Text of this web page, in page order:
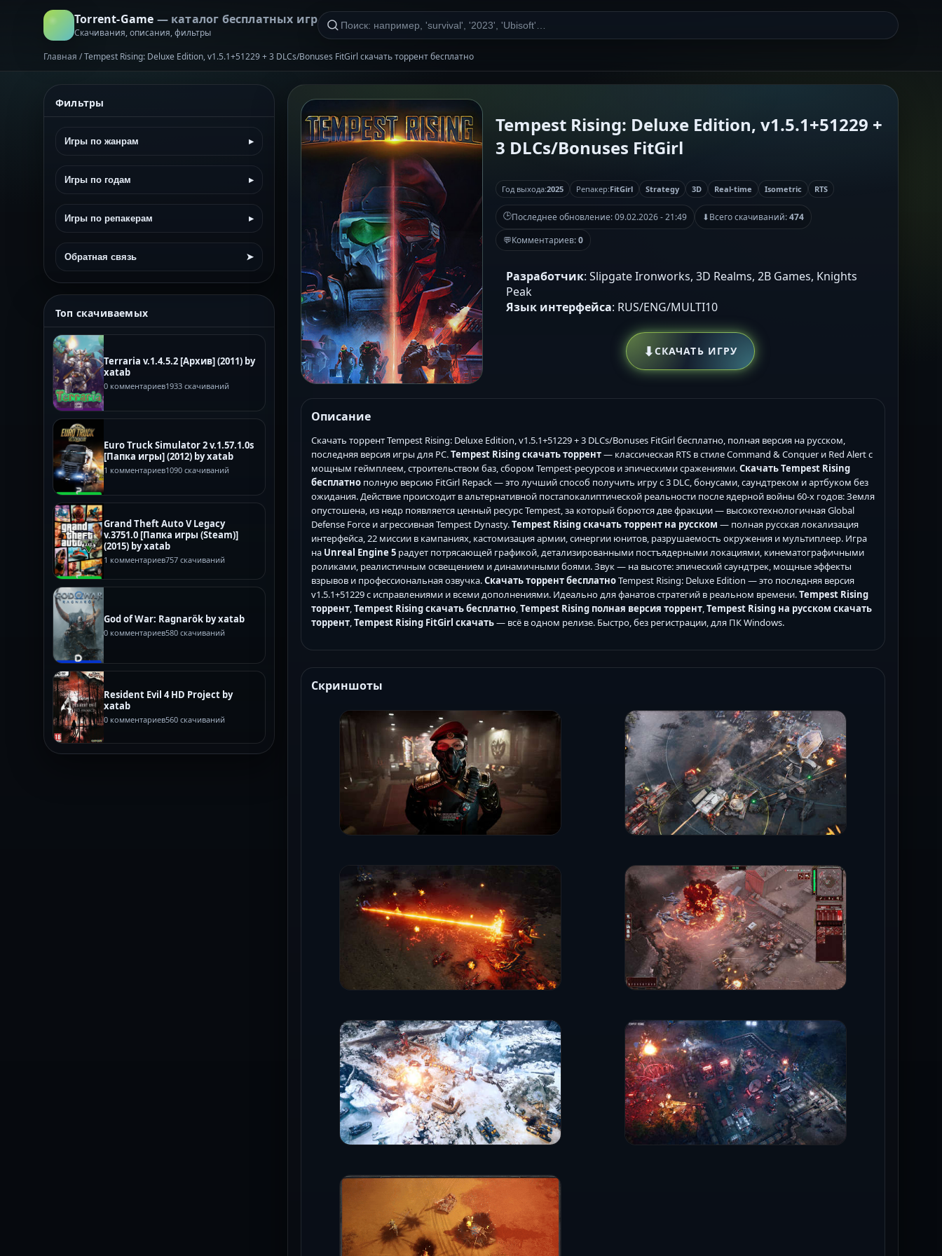
Torrent-Game — каталог бесплатных игр
Скачивания, описания, фильтры
Главная /Tempest Rising: Deluxe Edition, v1.5.1+51229 + 3 DLCs/Bonuses FitGirl скачать торрент бесплатно
Фильтры
Игры по жанрам ▸
Игры по годам ▸
Игры по репакерам ▸
Обратная связь ➤
Топ скачиваемых
Terraria v.1.4.5.2 [Архив] (2011) by
xatab
0 комментариев1933 скачиваний
Euro Truck Simulator 2 v.1.57.1.0s
[Папка игры] (2012) by xatab
1 комментариев1090 скачиваний
Grand Theft Auto V Legacy
v.3751.0 [Папка игры (Steam)]
(2015) by xatab
1 комментариев757 скачиваний
God of War: Ragnarök by xatab
0 комментариев580 скачиваний
Resident Evil 4 HD Project by
xatab
0 комментариев560 скачиваний
Tempest Rising: Deluxe Edition, v1.5.1+51229 +
3 DLCs/Bonuses FitGirl
Год выхода:2025 Репакер:FitGirl Strategy 3D Real-time Isometric RTS
🕒Последнее обновление:09.02.2026 - 21:49 ⬇Всего скачиваний:474
💬Комментариев:0
Разработчик: Slipgate Ironworks, 3D Realms, 2B Games, Knights
Peak
Язык интерфейса: RUS/ENG/MULTI10
⬇СКАЧАТЬ ИГРУ
Описание
Скачать торрент Tempest Rising: Deluxe Edition, v1.5.1+51229 + 3 DLCs/Bonuses FitGirl бесплатно, полная версия на русском,
последняя версия игры для PC.Tempest Rising скачать торрент— классическая RTS в стиле Command & Conquer и Red Alert с
мощным геймплеем, строительством баз, сбором Tempest-ресурсов и эпическими сражениями.Скачать Tempest Rising
бесплатно полную версию FitGirl Repack — это лучший способ получить игру с 3 DLC, бонусами, саундтреком и артбуком без
ожидания. Действие происходит в альтернативной постапокалиптической реальности после ядерной войны 60-х годов: Земля
опустошена, из недр появляется ценный ресурс Tempest, за который борются две фракции — высокотехнологичная Global
Defense Force и агрессивная Tempest Dynasty.Tempest Rising скачать торрент на русском — полная русская локализация
интерфейса, 22 миссии в кампаниях, кастомизация армии, синергии юнитов, разрушаемость окружения и мультиплеер. Игра
на Unreal Engine 5 радует потрясающей графикой, детализированными постъядерными локациями, кинематографичными
роликами, реалистичным освещением и динамичными боями. Звук — на высоте: эпический саундтрек, мощные эффекты
взрывов и профессиональная озвучка.Скачать торрент бесплатноTempest Rising: Deluxe Edition — это последняя версия
v1.5.1+51229 с исправлениями и всеми дополнениями. Идеально для фанатов стратегий в реальном времени.Tempest Rising
торрент,Tempest Rising скачать бесплатно,Tempest Rising полная версия торрент,Tempest Rising на русском скачать
торрент,Tempest Rising FitGirl скачать— всё в одном релизе. Быстро, без регистрации, для ПК Windows.
Скриншоты